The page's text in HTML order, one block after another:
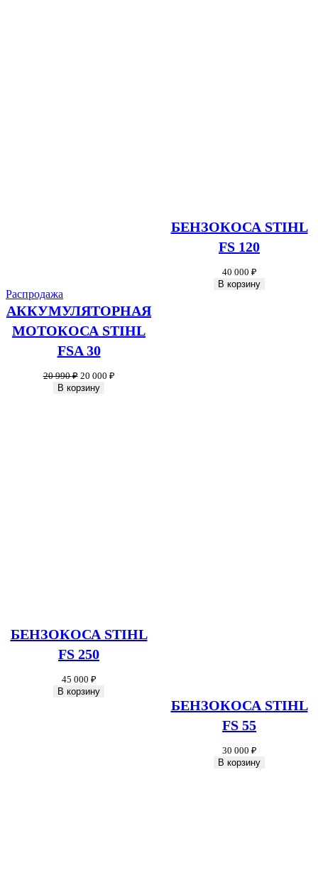
Распродажа
товар
АККУМУЛЯТОРНАЯ
МОТОКОСА STIHL
FSA 30
20 990₽ Первоначальная
цена
составляла
20 000 ₽Текущая
В корзину
БЕНЗОКОСА STIHL
FS 120
40 000 ₽
В корзину
БЕНЗОКОСА STIHL
FS 250
45 000 ₽
В корзину
БЕНЗОКОСА STIHL
FS 55
30 000 ₽
В корзину